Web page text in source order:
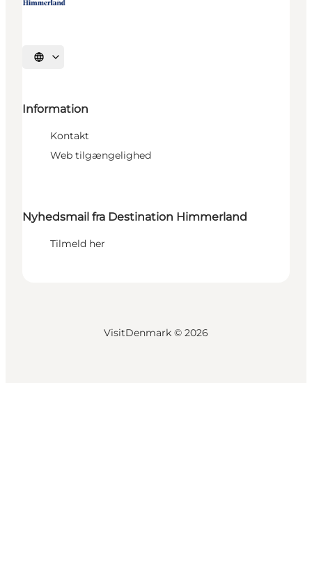
Vælg sprog
Information
Kontakt
Web tilgængelighed
Nyhedsmail fra Destination Himmerland
Tilmeld her
VisitDenmark © 2026